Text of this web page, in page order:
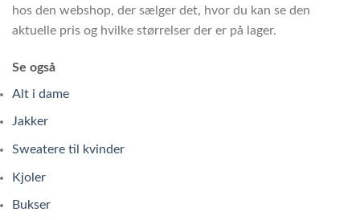
hos den webshop, der sælger det, hvor du kan se den
aktuelle pris og hvilke størrelser der er på lager.
Se også
Alt i dame
Jakker
Sweatere til kvinder
Kjoler
Bukser